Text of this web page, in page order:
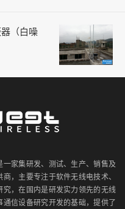
（白噪
家集研发、测试、生产、销售及
，主要专注于软件无线电技术、
，在国内是研发实力领先的无线
信设备研究开发的基础，提供了